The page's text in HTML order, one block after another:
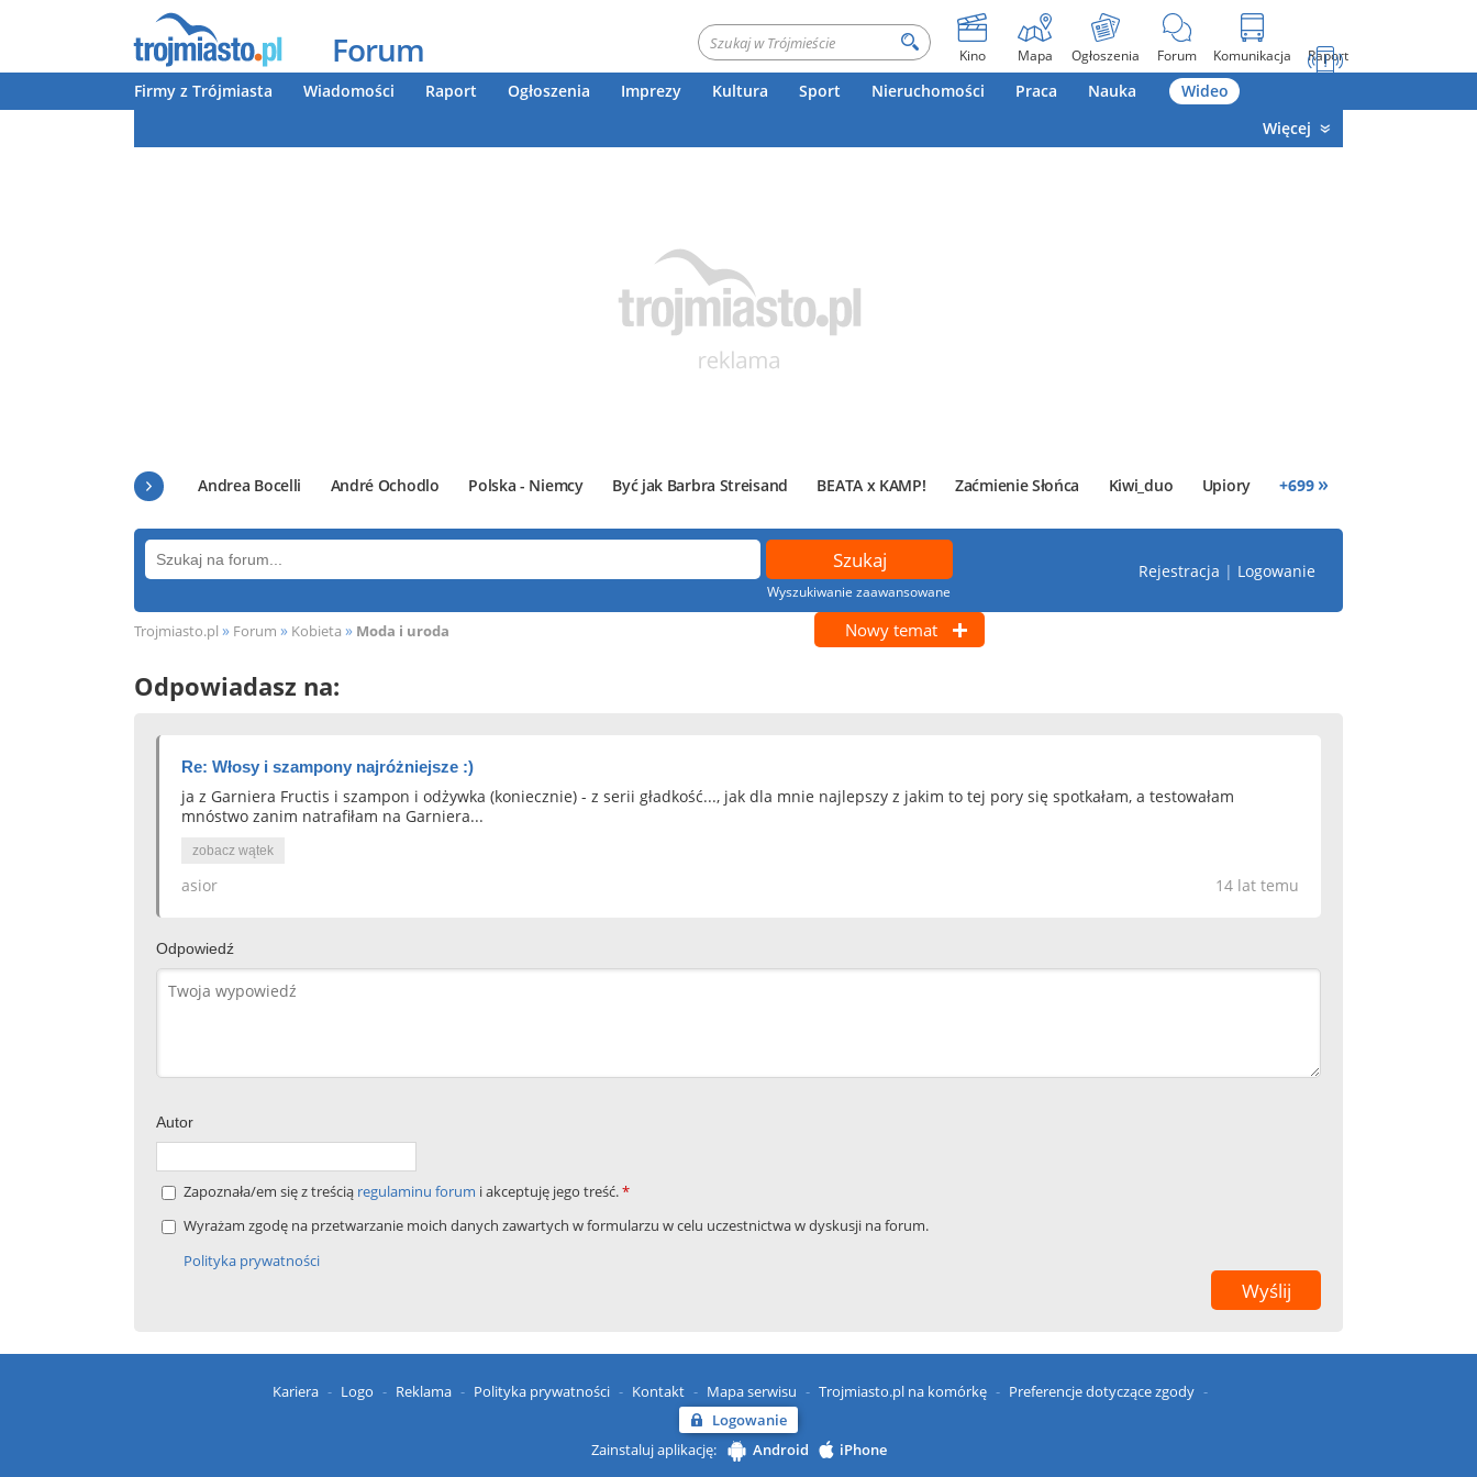
Forum Kino Mapa Ogłoszenia Forum Komunikacja Raport
Firmy z Trójmiasta Wiadomości Raport Ogłoszenia Imprezy Kultura Sport Nieruchomości Praca Nauka
Wideo
Więcej
Andrea Bocelli André Ochodlo Polska - Niemcy Być jak Barbra Streisand BEATA x KAMP! Zaćmienie Słońca Kiwi_duo Upiory +699 »
Wyszukiwanie zaawansowane
Rejestracja | Logowanie
Trojmiasto.pl » Forum » Kobieta » Moda i uroda Nowy temat
Odpowiadasz na:
Re: Włosy i szampony najróżniejsze :)
ja z Garniera Fructis i szampon i odżywka (koniecznie) - z serii gładkość..., jak dla mnie najlepszy z jakim to tej pory się spotkałam, a testowałam
mnóstwo zanim natrafiłam na Garniera...
zobacz wątek
14 lat temu
asior
Odpowiedź
Autor
Zapoznała/em się z treścią regulaminu forum i akceptuję jego treść.*
Wyrażam zgodę na przetwarzanie moich danych zawartych w formularzu w celu uczestnictwa w dyskusji na forum.
Polityka prywatności
Kariera Logo Reklama Polityka prywatności Kontakt Mapa serwisu Trojmiasto.pl na komórkę
Preferencje dotyczące zgody
Logowanie
Zainstaluj aplikację:
Android
iPhone